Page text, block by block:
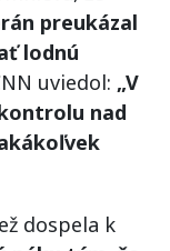
preukázal
lodnú
uviedol: „V
nad
dospela k